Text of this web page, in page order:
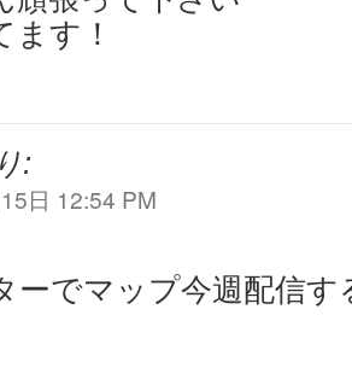
ます！
:
日 12:54 PM
ーでマップ今週配信